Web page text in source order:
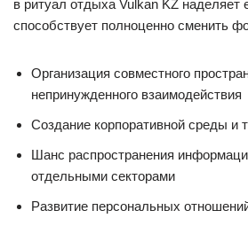
в ритуал отдыха Vulkan KZ наделяет
способствует полноценно сменить
Организация совместного
непринужденного взаимодействия
Создание корпоративной среды и
Шанс распространения
отдельными секторами
Развитие персональных